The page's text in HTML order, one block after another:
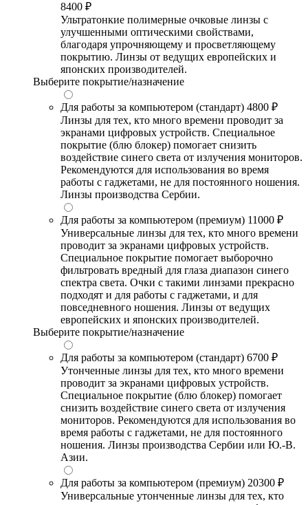
8400 ₽
Ультратонкие полимерные очковые линзы с
улучшенными оптическими свойствами,
благодаря упрочняющему и просветляющему
покрытию. Линзы от ведущих европейских и
японских производителей.
Выберите покрытие/назначение
Для работы за компьютером (стандарт) 4800 ₽
Линзы для тех, кто много времени проводит за
экранами цифровых устройств. Специальное
покрытие (блю блокер) помогает снизить
воздействие синего света от излучения мониторов.
Рекомендуются для использования во время
работы с гаджетами, не для постоянного ношения.
Линзы производства Сербии.
Для работы за компьютером (премиум) 11000 ₽
Универсальные линзы для тех, кто много времени
проводит за экранами цифровых устройств.
Специальное покрытие помогает выборочно
фильтровать вредный для глаза диапазон синего
спектра света. Очки с такими линзами прекрасно
подходят и для работы с гаджетами, и для
повседневного ношения. Линзы от ведущих
европейских и японских производителей.
Выберите покрытие/назначение
Для работы за компьютером (стандарт) 6700 ₽
Утонченные линзы для тех, кто много времени
проводит за экранами цифровых устройств.
Специальное покрытие (блю блокер) помогает
снизить воздействие синего света от излучения
мониторов. Рекомендуются для использования во
время работы с гаджетами, не для постоянного
ношения. Линзы производства Сербии или Ю.-В.
Азии.
Для работы за компьютером (премиум) 20300 ₽
Универсальные утонченные линзы для тех, кто